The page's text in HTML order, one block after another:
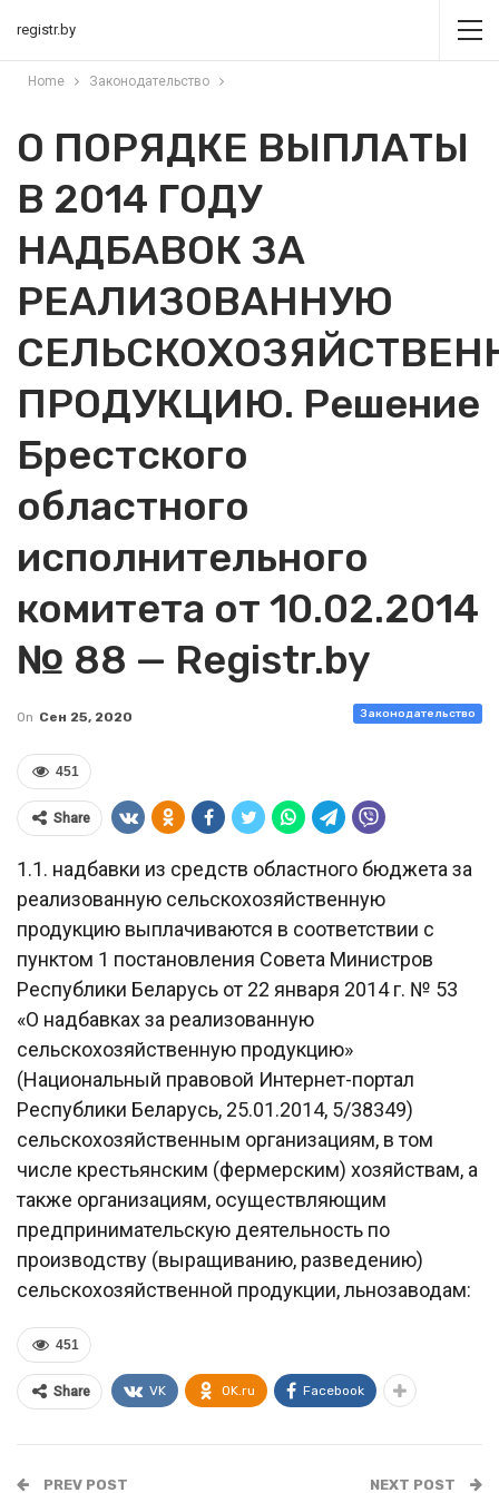
registr.by
Home Законодательство
О ПОРЯДКЕ ВЫПЛАТЫ
В 2014 ГОДУ
НАДБАВОК ЗА
РЕАЛИЗОВАННУЮ
ПРОДУКЦИЮ. Решение
Брестского
областного
исполнительного
комитета от 10.02.2014
№ 88 — Registr.by
Законодательство
On Сен 25, 2020
451
Share
1.1. надбавки из средств областного бюджета за
реализованную сельскохозяйственную
продукцию выплачиваются в соответствии с
пунктом 1 постановления Совета Министров
Республики Беларусь от 22 января 2014 г. № 53
«О надбавках за реализованную
сельскохозяйственную продукцию»
(Национальный правовой Интернет-портал
Республики Беларусь, 25.01.2014, 5/38349)
сельскохозяйственным организациям, в том
числе крестьянским (фермерским) хозяйствам, а
также организациям, осуществляющим
предпринимательскую деятельность по
производству (выращиванию, разведению)
сельскохозяйственной продукции, льнозаводам:
451
Share VK OK.ru Facebook
PREV POST NEXT POST